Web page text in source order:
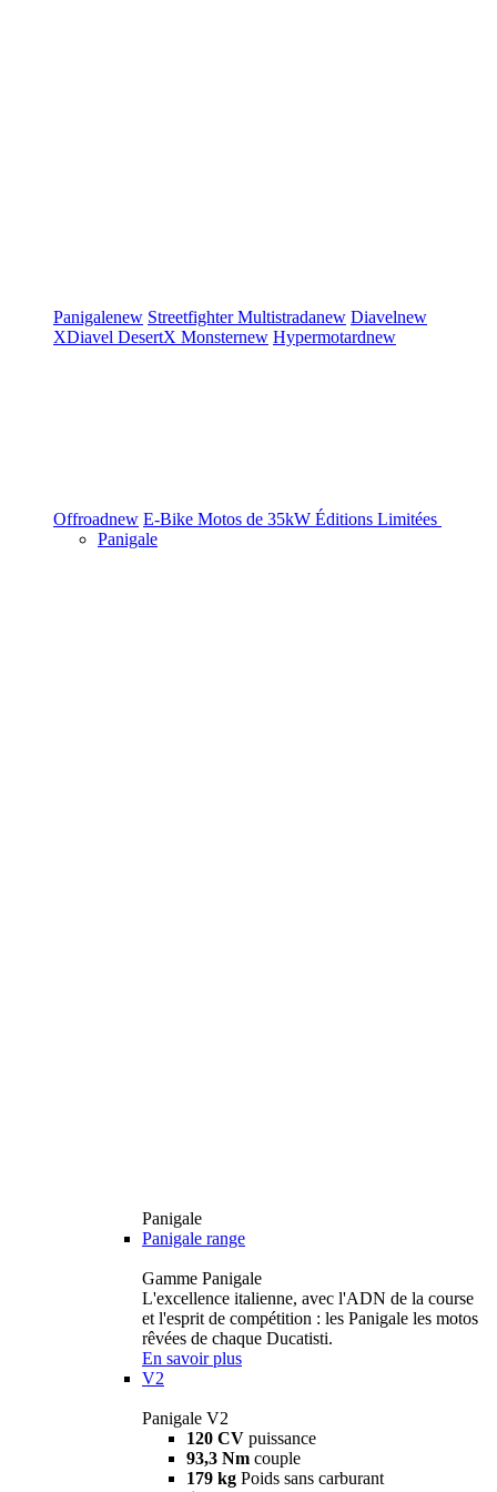
Panigalenew StreetfighterMultistradanew Diavelnew
XDiavel DesertX Monsternew Hypermotardnew
Offroadnew E-Bike Motos de 35kW Éditions Limitées
Panigale
Panigale
Panigale range
Gamme Panigale
L'excellence italienne, avec l'ADN de la course
et l'esprit de compétition : les Panigale les motos
rêvées de chaque Ducatisti.
En savoir plus
V2
Panigale V2
120 CV puissance
93,3 Nm couple
179 kg Poids sans carburant